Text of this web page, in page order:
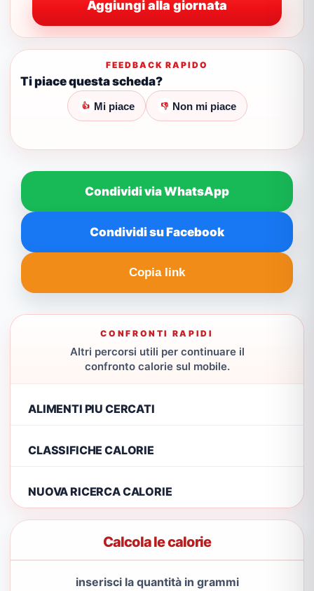
Aggiungi alla giornata
FEEDBACK RAPIDO
Ti piace questa scheda?
👍 Mi piace 👎 Non mi piace
Condividi via WhatsApp
Condividi su Facebook
Copia link
CONFRONTI RAPIDI
Altri percorsi utili per continuare il
confronto calorie sul mobile.
ALIMENTI PIU CERCATI
CLASSIFICHE CALORIE
NUOVA RICERCA CALORIE
Calcola le calorie
inserisci la quantità in grammi